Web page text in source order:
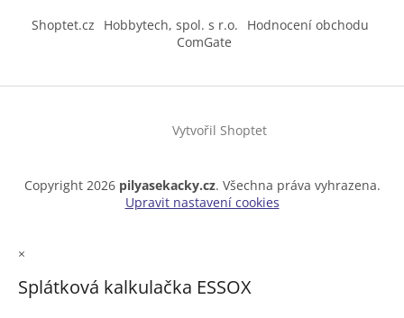
Shoptet.cz Hobbytech, spol. s r.o.
Hodnocení obchodu
ComGate
Vytvořil Shoptet
Copyright 2026 pilyasekacky.cz. Všechna práva vyhrazena.
Upravit nastavení cookies
×
Splátková kalkulačka ESSOX